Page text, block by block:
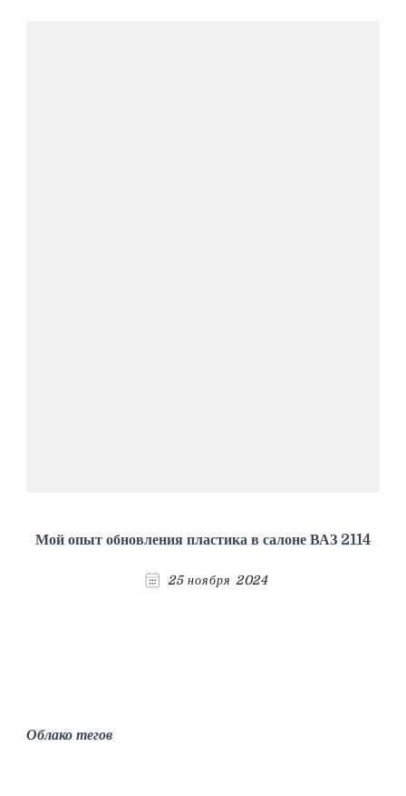
Мой опыт обновления пластика в салоне ВАЗ 2114
25 ноября 2024
Облако тегов